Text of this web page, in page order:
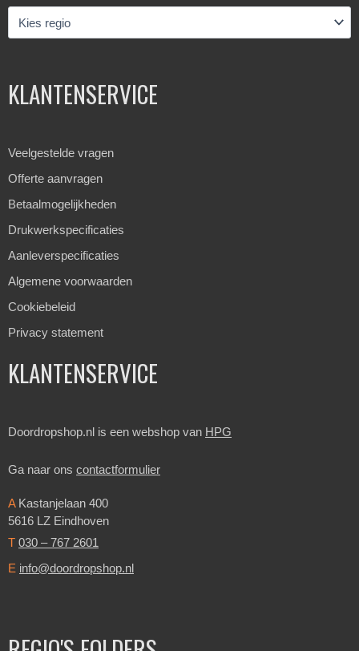
KLANTENSERVICE
Veelgestelde vragen
Offerte aanvragen
Betaalmogelijkheden
Drukwerkspecificaties
Aanleverspecificaties
Algemene voorwaarden
Cookiebeleid
Privacy statement
KLANTENSERVICE
Doordropshop.nl is een webshop van HPG
Ga naar ons contactformulier
AKastanjelaan 400
5616 LZ Eindhoven
T 030 – 767 2601
E info@doordropshop.nl